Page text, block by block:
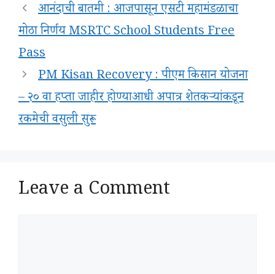
आनंदाची बातमी : आजपासून एसटी महामंडळाचा
मोठा निर्णय MSRTC School Students Free
Pass
PM Kisan Recovery : पीएम किसान योजना
– २० वा हप्ता जाहीर होण्याआधी अपात्र शेतकऱ्यांकडून
रकमेची वसुली सुरू
Leave a Comment